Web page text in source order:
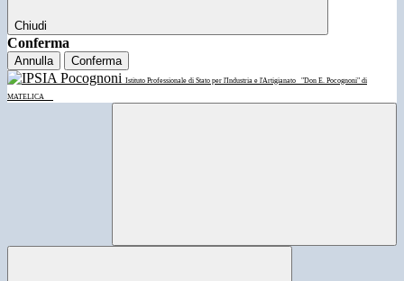
Chiudi
Conferma
Annulla Conferma
Istituto Professionale di Stato per l'Industria e l'Artigianato
"Don E. Pocognoni" di
MATELICA